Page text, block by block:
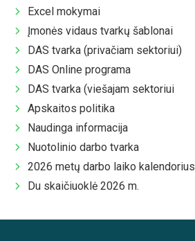
Excel mokymai
Įmonės vidaus tvarkų šablonai
DAS tvarka (privačiam sektoriui)
DAS Online programa
DAS tvarka (viešajam sektoriui
Apskaitos politika
Naudinga informacija
Nuotolinio darbo tvarka
2026 metų darbo laiko kalendorius
Du skaičiuoklė 2026 m.